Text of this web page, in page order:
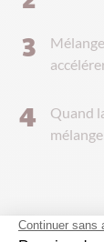
Quand